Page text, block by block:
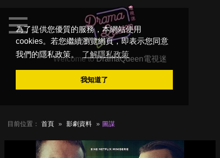
為了提供您優質的服務，本網站使用
cookies。若您繼續瀏覽網頁，即表示您同意
我們的隱私政策。
了解隱私政策
我知道了
Welcome toDramaQueen電視迷
目前位置： 首頁 影劇資料 圖謀